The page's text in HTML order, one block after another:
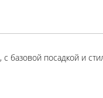
с базовой посадкой и